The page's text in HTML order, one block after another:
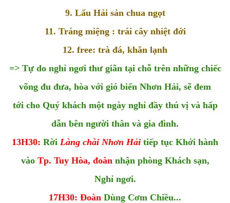
9. Lẩu Hải sản chua ngọt
11. Tráng miệng : trái cây nhiệt đới
12. free: trà đá, khăn lạnh
=> Tự do nghỉ ngơi thư giãn tại chỗ trên những chiếc
võng đu đưa, hòa với gió biển Nhơn Hải, sẽ đem
tới cho Quý khách một ngày nghỉ đầy thú vị và hấp
dẫn bên người thân và gia đình.
13H30: Rời Làng chài Nhơn Hải tiếp tục Khởi hành
vào Tp. Tuy Hòa, đoàn nhận phòng Khách sạn,
Nghỉ ngơi.
17H30: Đoàn Dùng Cơm Chiều...